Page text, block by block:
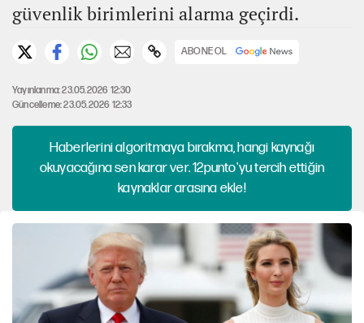
güvenlik birimlerini alarma geçirdi.
ABONE OL
Yayınlanma: 23.05.2026 12:30
Güncelleme: 23.05.2026 12:33
Haberlerini algoritmaya bırakma, hangi kaynağı
okuyacağına sen karar ver. 12punto'yu tercih ettiğin
kaynaklar arasına ekle!